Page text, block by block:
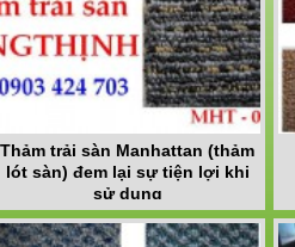
Thảm trải sàn Manhattan (thảm
lót sàn) đem lại sự tiện lợi khi
sử dụng